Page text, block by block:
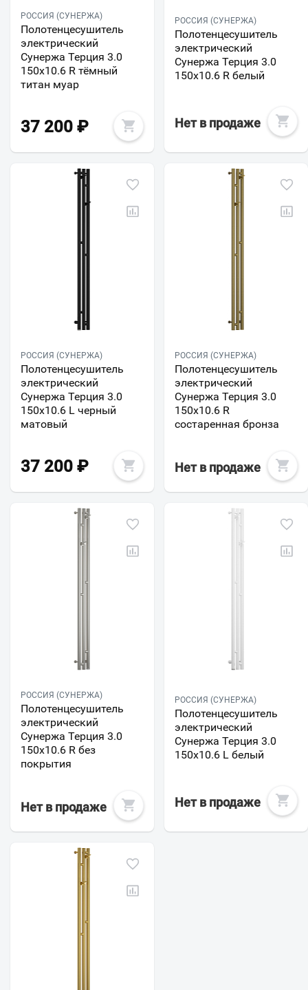
РОССИЯ (СУНЕРЖА)
Полотенцесушитель
электрический
Сунержа Терция 3.0
150х10.6 R тёмный
титан муар
37 200 ₽
РОССИЯ (СУНЕРЖА)
Полотенцесушитель
электрический
Сунержа Терция 3.0
150х10.6 R белый
Нет в продаже
РОССИЯ (СУНЕРЖА)
Полотенцесушитель
электрический
Сунержа Терция 3.0
150х10.6 L черный
матовый
37 200 ₽
РОССИЯ (СУНЕРЖА)
Полотенцесушитель
электрический
Сунержа Терция 3.0
150х10.6 R
состаренная бронза
Нет в продаже
РОССИЯ (СУНЕРЖА)
Полотенцесушитель
электрический
Сунержа Терция 3.0
150х10.6 R без
покрытия
Нет в продаже
РОССИЯ (СУНЕРЖА)
Полотенцесушитель
электрический
Сунержа Терция 3.0
150х10.6 L белый
Нет в продаже